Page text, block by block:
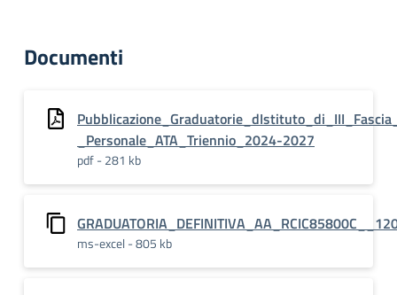
Documenti
_Personale_ATA_Triennio_2024-2027
pdf - 281 kb
ms-excel - 805 kb